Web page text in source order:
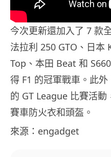
今次更新還加入了 7 款
法拉利 250 GTO、日本
Top、本田 Beat 和
得 F1 的冠軍戰車。此
的 GT League 比賽活
賽車防火衣和頭盔。
來源：engadget